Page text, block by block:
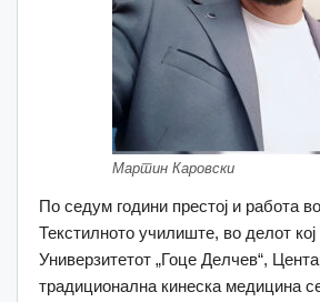
Мартин Каровски
По седум години престој и работа
Текстилното училиште, во делот
Универзитетот „Гоце Делчев“,
традиционална кинеска медицина